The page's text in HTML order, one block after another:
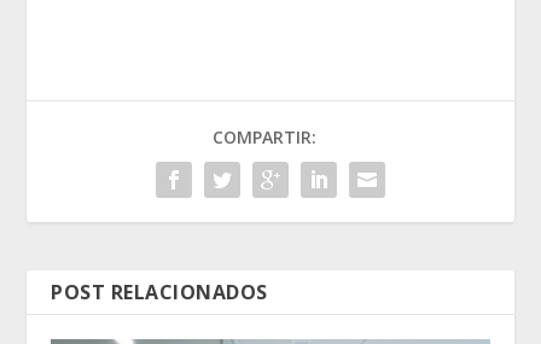
COMPARTIR:
POST RELACIONADOS